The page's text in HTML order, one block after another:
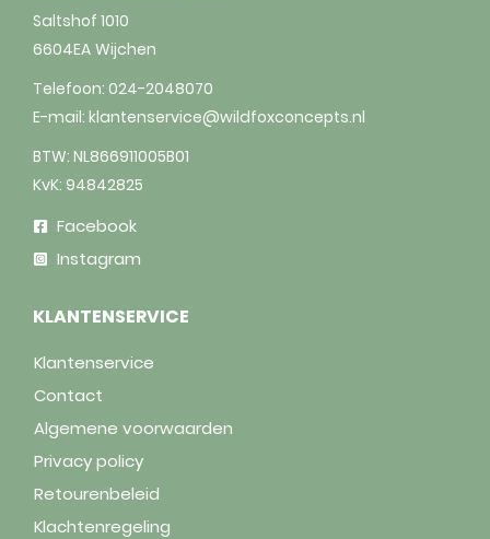
Saltshof 1010
6604EA Wijchen
Telefoon: 024-2048070
E-mail: klantenservice@wildfoxconcepts.nl
BTW: NL866911005B01
KvK: 94842825
Facebook
Instagram
KLANTENSERVICE
Klantenservice
Contact
Algemene voorwaarden
Privacy policy
Retourenbeleid
Klachtenregeling